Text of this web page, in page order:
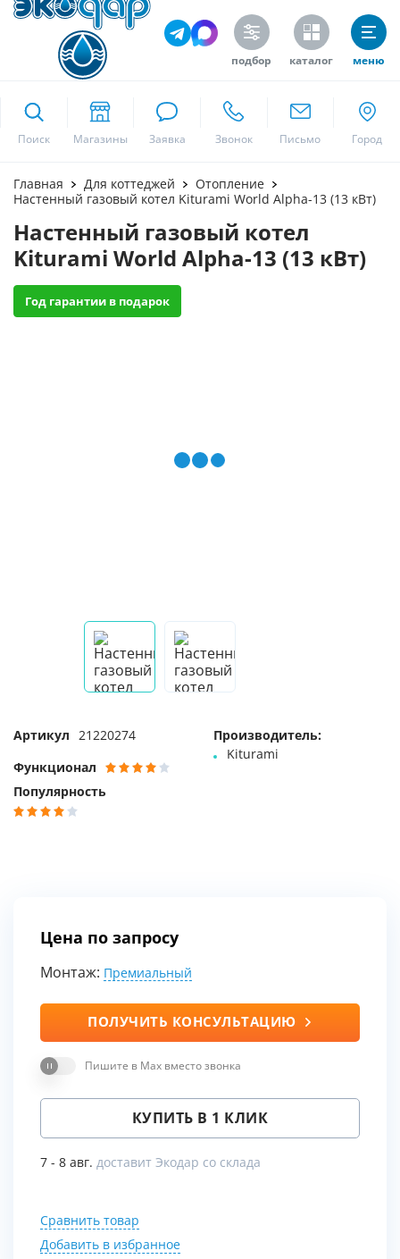
подбор каталог меню
Поиск
Москва
Главная Для коттеджей
Отопление
Настенный газовый котел Kiturami World Alpha-13 (13 кВт)
Настенный газовый котел
Kiturami World Alpha-13 (13 кВт)
Год гарантии в подарок
Артикул 21220274
Функционал
Популярность
Производитель:
Kiturami
Цена по запросу
Монтаж: Премиальный
ПОЛУЧИТЬ КОНСУЛЬТАЦИЮ
Пишите в Max вместо звонка
КУПИТЬ В 1 КЛИК
7 - 8 авг. доставит Экодар со склада
Сравнить товар
Добавить в избранное